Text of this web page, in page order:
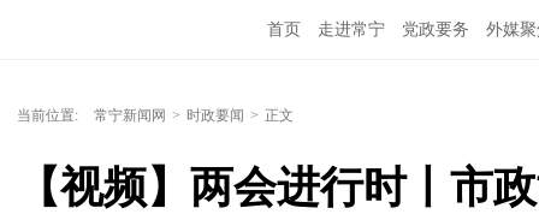
首页 走进常宁 党政要务 外媒
当前位置: 常宁新闻网 > 时政要闻 > 正文
【视频】两会进行时丨市